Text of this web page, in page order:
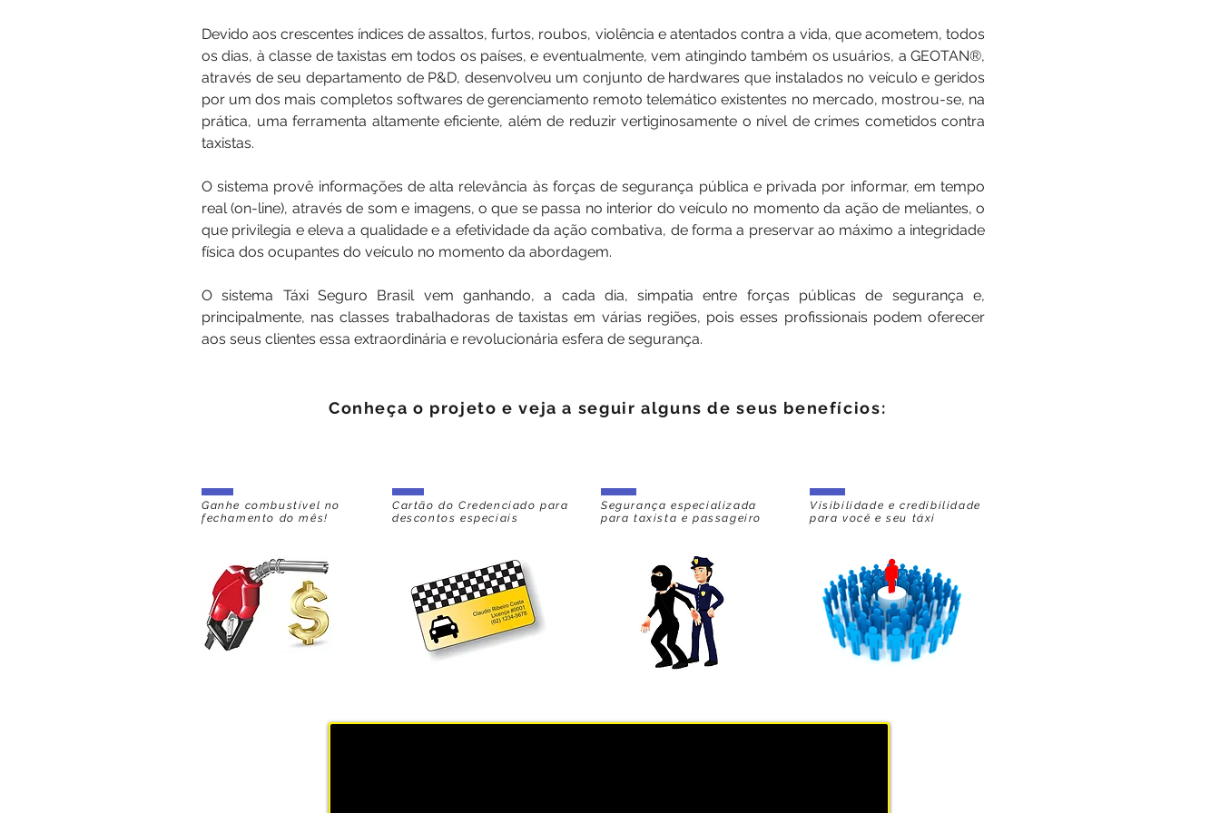
Devido aos crescentes índices de assaltos, furtos, roubos, violência e atentados contra a vida, que acometem, todos
os dias, à classe de taxistas em todos os países, e eventualmente, vem atingindo também os usuários, a GEOTAN®,
através de seu departamento de P&D, desenvolveu um conjunto de hardwares que instalados no veículo e geridos
por um dos mais completos softwares de gerenciamento remoto telemático existentes no mercado, mostrou-se, na
prática, uma ferramenta altamente eficiente, além de reduzir vertiginosamente o nível de crimes cometidos contra
taxistas.
O sistema provê informações de alta relevância às forças de segurança pública e privada por informar, em tempo
real (on-line), através de som e imagens, o que se passa no interior do veículo no momento da ação de meliantes, o
que privilegia e eleva a qualidade e a efetividade da ação combativa, de forma a preservar ao máximo a integridade
física dos ocupantes do veículo no momento da abordagem.
O sistema Táxi Seguro Brasil vem ganhando, a cada dia, simpatia entre forças públicas de segurança e,
principalmente, nas classes trabalhadoras de taxistas em várias regiões, pois esses profissionais podem oferecer
aos seus clientes essa extraordinária e revolucionária esfera de segurança.
Conheça o projeto e veja a seguir alguns de seus benefícios:
Ganhe combustível no
fechamento do mês!
Cartão do Credenciado para
descontos especiais
Segurança especializada
para taxista e passageiro
Visibilidade e credibilidade
para você e seu táxi